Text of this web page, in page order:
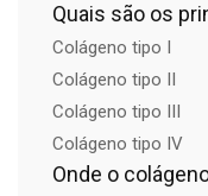
Quais são os
Colágeno tipo I
Colágeno tipo II
Colágeno tipo III
Colágeno tipo IV
Onde o